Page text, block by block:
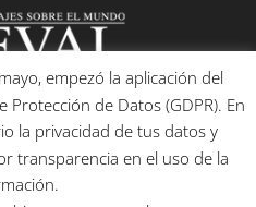
empezó la aplicación del
de Datos (GDPR). En
la privacidad de tus datos y
transparencia en el uso de la